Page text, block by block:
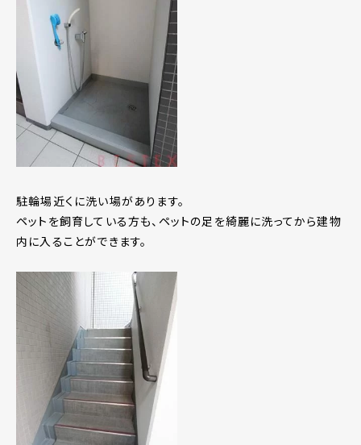
駐輪場近くに洗い場があります。
ペットを飼育している方も、ペットの足を綺麗に洗ってから建物
内に入ることができます。